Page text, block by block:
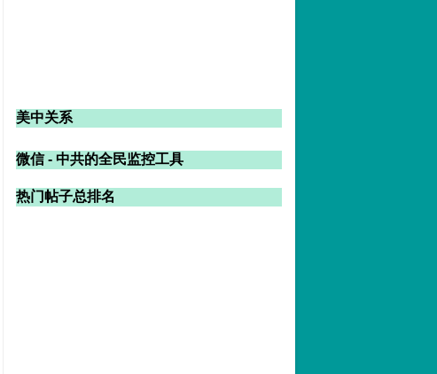
美中关系
微信 - 中共的全民监控工具
热门帖子总排名